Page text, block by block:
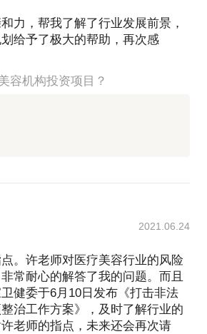
管“点石成金”。
者、投资人、管理者......这些都
乐意与大家分享一些我自己的专
帮助大家认识这个极具魅力的行
及我的专业——整形美容。
战略投资部 高级投资经理
外科医院 颅颌面外科中心 整形
一并购案，许美邦的华丽转身
s/-0HVYbPxhRAo1vZDxVxrlw
力，帮我了解了行业发展前景，
给予了极大的帮助，再次感
容机构投资项目？
2021.06.24
。许老师对医疗美容行业的风险
常耐心的解答了我的问题。而且
健委于6月10日发布《打击非法
治工作方案》，及时了解行业的
老师的指点，未来还会再次请